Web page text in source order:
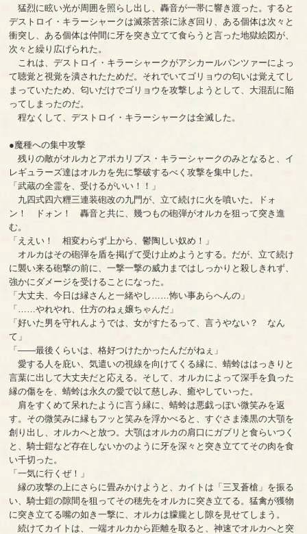
猛烈に眩い光が周囲を照らし出し、轟音が一帯に響き渡った。すると
デストロイ・キラーシャークは滅茶苦茶に泳ぎ回り、ある個体は次々と
衝突し、ある個体は仲間に牙を突き立てて食らうと言った地獄絵図が、
次々と繰り広げられた。
これは、デストロイ・キラーシャークがアシカールパンツァーによっ
て聴覚と視覚を潰されたためだ。それでいてゴリョウの匂いは覚えてし
まっていたため、匂いだけでゴリョウを攻撃しようとして、大混乱に陥
ってしまったのだ。
程なくして、デストロイ・キラーシャークは全滅した。
●魔種への集中攻撃
残りの敵がオルカとアポカリプス・キラーシャークのみとなると、イ
レギュラーズ達はオルカを先に撃破するべく攻撃を集中した。
「武蔵の全霊を、受けるがいい！！」
九四式四六糎三連装砲改の九門が、立て続けに火を噴いた。ドォ
ン！ ドォン！ 轟音と共に、幾つもの砲弾がオルカを狙って突き進
む。
「ええい！ 相変わらず上から、鬱陶しい奴め！」
オルカはその砲弾を盾を掲げて受け止めようとする。だが、立て続け
に襲い来る砲撃の前に、一撃一撃の威力まではしっかりと殺しきれず、
強かにダメージを受けることになった。
「大丈夫、今日は縁さんと一緒やし……怖い事あらへんの」
「……やれやれ、仕方のねぇ嬢ちゃんだ」
「好いた男を守れんようでは、女がすたるって、言うやない？ なん
て」
「――最後くらいは、格好つけたかったんだがねぇ」
愛する人を庇い、気遣いの視線を向けてくる縁に、蜻蛉ははっきりと
言葉に出して大丈夫だと応える。そして、オルカによって深手を負った
縁の傷をを、蜻蛉は永久の愛で以て慈しみ、癒やしていった。
肩をすくめて呆れたように言う縁に、蜻蛉は悪戯っぽい微笑みを返
す。その微笑みに縁もフッと笑みを浮かべると、すぐさま漆黒の大顎を
創り出し、オルカへと放つ。大顎はオルカの肩口にガブリと食らいつく
と、騎士鎧など存在しないかのように牙を深々と突き立ててその肉を食
い千切った。
「一気に行くぜ！」
縁の攻撃の上にさらに畳みかけようと、カイトは「三叉蒼槍」を振る
い、騎士鎧の隙間を狙ってその穂先をオルカに突き立てる。猛禽が獲物
に突き立てる嘴の如き一撃に、オルカは朦朧とし隙を見せてしまう。
続けてカイトは、一端オルカから距離を取ると、神速でオルカへと突